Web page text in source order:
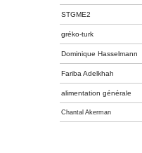
STGME2
gréko-turk
Dominique Hasselmann
Fariba Adelkhah
alimentation générale
Chantal Akerman